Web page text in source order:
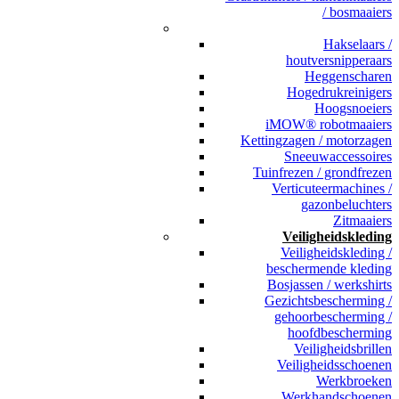
/ bosmaaiers
Hakselaars /
houtversnipperaars
Heggenscharen
Hogedrukreinigers
Hoogsnoeiers
iMOW® robotmaaiers
Kettingzagen / motorzagen
Sneeuwaccessoires
Tuinfrezen / grondfrezen
Verticuteermachines /
gazonbeluchters
Zitmaaiers
Veiligheidskleding
Veiligheidskleding /
beschermende kleding
Bosjassen / werkshirts
Gezichtsbescherming /
gehoorbescherming /
hoofdbescherming
Veiligheidsbrillen
Veiligheidsschoenen
Werkbroeken